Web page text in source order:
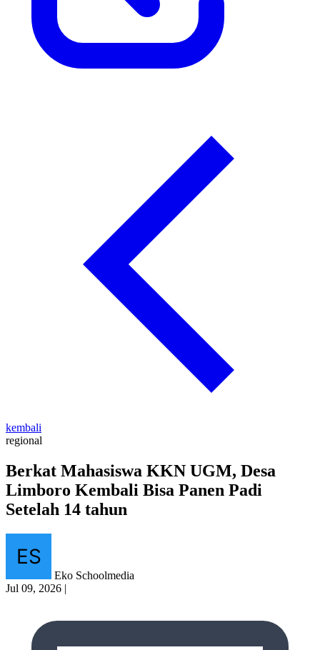
kembali
regional
Berkat Mahasiswa KKN UGM, Desa
Limboro Kembali Bisa Panen Padi
Setelah 14 tahun
Eko Schoolmedia
Jul 09, 2026 |